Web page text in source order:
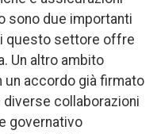
sono due importanti
questo settore offre
Un altro ambito
un accordo già firmato
collaborazioni
governativo